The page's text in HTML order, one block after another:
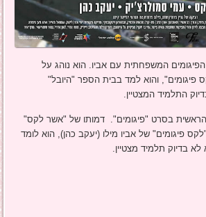
המשפחתית עם אביו. הוא נוהג על
והוא למד בבית הספר "היובל"
התלמיד המצטיין.
בסרט "פיגומים". דמותו של "אשר לקס"
פיגומים" של אביו מילו (יעקב כהן), הוא לומד
בדיוק תלמיד מצטיין.